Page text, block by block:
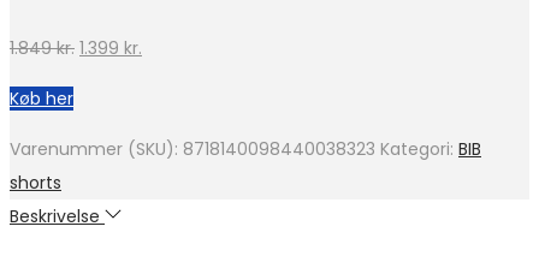
1.849kr. Den
var:
1.399 kr.
er:
Køb her
Varenummer (SKU): 8718140098440038323 Kategori: BIB
shorts
Beskrivelse